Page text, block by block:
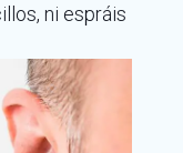
ni espráis